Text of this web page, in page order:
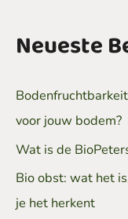
Neueste
voor jouw bodem?
Wat is de
Bio obst: wat het
je het herkent